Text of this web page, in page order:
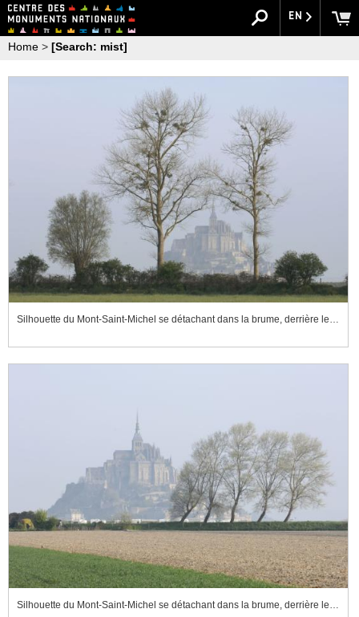
EN
Home > [Search: mist]
Silhouette du Mont-Saint-Michel se détachant dans la brume, derrière les arbres
Silhouette du Mont-Saint-Michel se détachant dans la brume, derrière les arbres